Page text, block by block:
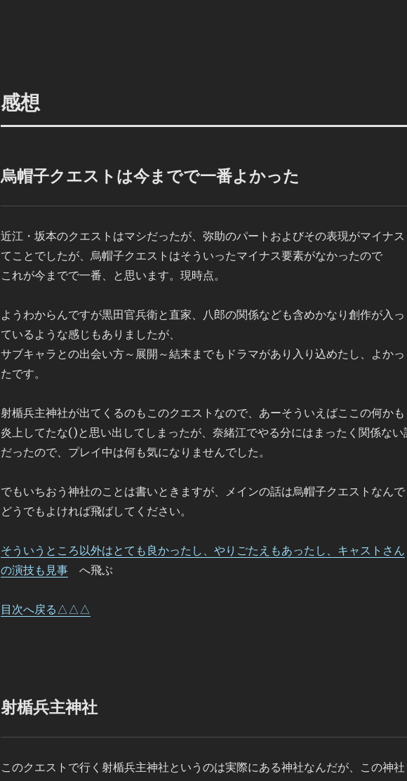
感想
烏帽子クエストは今までで一番よかった
近江・坂本のクエストはマシだったが、弥助のパートおよびその表現がマイナス
てことでしたが、烏帽子クエストはそういったマイナス要素がなかったので
これが今までで一番、と思います。現時点。
ようわからんですが黒田官兵衛と直家、八郎の関係なども含めかなり創作が入っ
ているような感じもありましたが、
サブキャラとの出会い方～展開～結末までもドラマがあり入り込めたし、よかっ
たです。
射楯兵主神社が出てくるのもこのクエストなので、あーそういえばここの何かも
炎上してたな()と思い出してしまったが、奈緒江でやる分にはまったく関係ない
だったので、プレイ中は何も気になりませんでした。
でもいちおう神社のことは書いときますが、メインの話は烏帽子クエストなんで
どうでもよければ飛ばしてください。
そういうところ以外はとても良かったし、やりごたえもあったし、キャストさん
の演技も見事へ飛ぶ
目次へ戻る△△△
射楯兵主神社
このクエストで行く射楯兵主神社というのは実際にある神社なんだが、この神社